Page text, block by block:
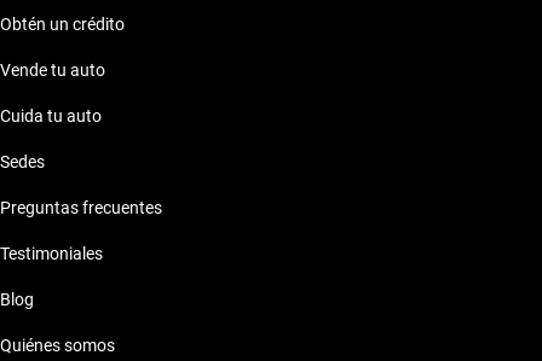
Obtén un crédito
Vende tu auto
Cuida tu auto
Sedes
Preguntas frecuentes
Testimoniales
Blog
Quiénes somos